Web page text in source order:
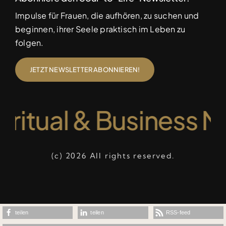
Impulse für Frauen, die aufhören, zu suchen und
beginnen, ihrer Seele praktisch im Leben zu
folgen.
JETZT NEWSLETTER ABONNIEREN!
& Business
(c) 2026 All rights reserved.
teilen teilen RSS-feed